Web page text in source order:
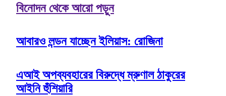
বিনোদন থেকে আরো পড়ুন
আবারও লন্ডন যাচ্ছেন ইলিয়াস: রোজিনা
এআই অপব্যবহারের বিরুদ্ধে ম্রুণাল ঠাকুরের
আইনি হুঁশিয়ারি